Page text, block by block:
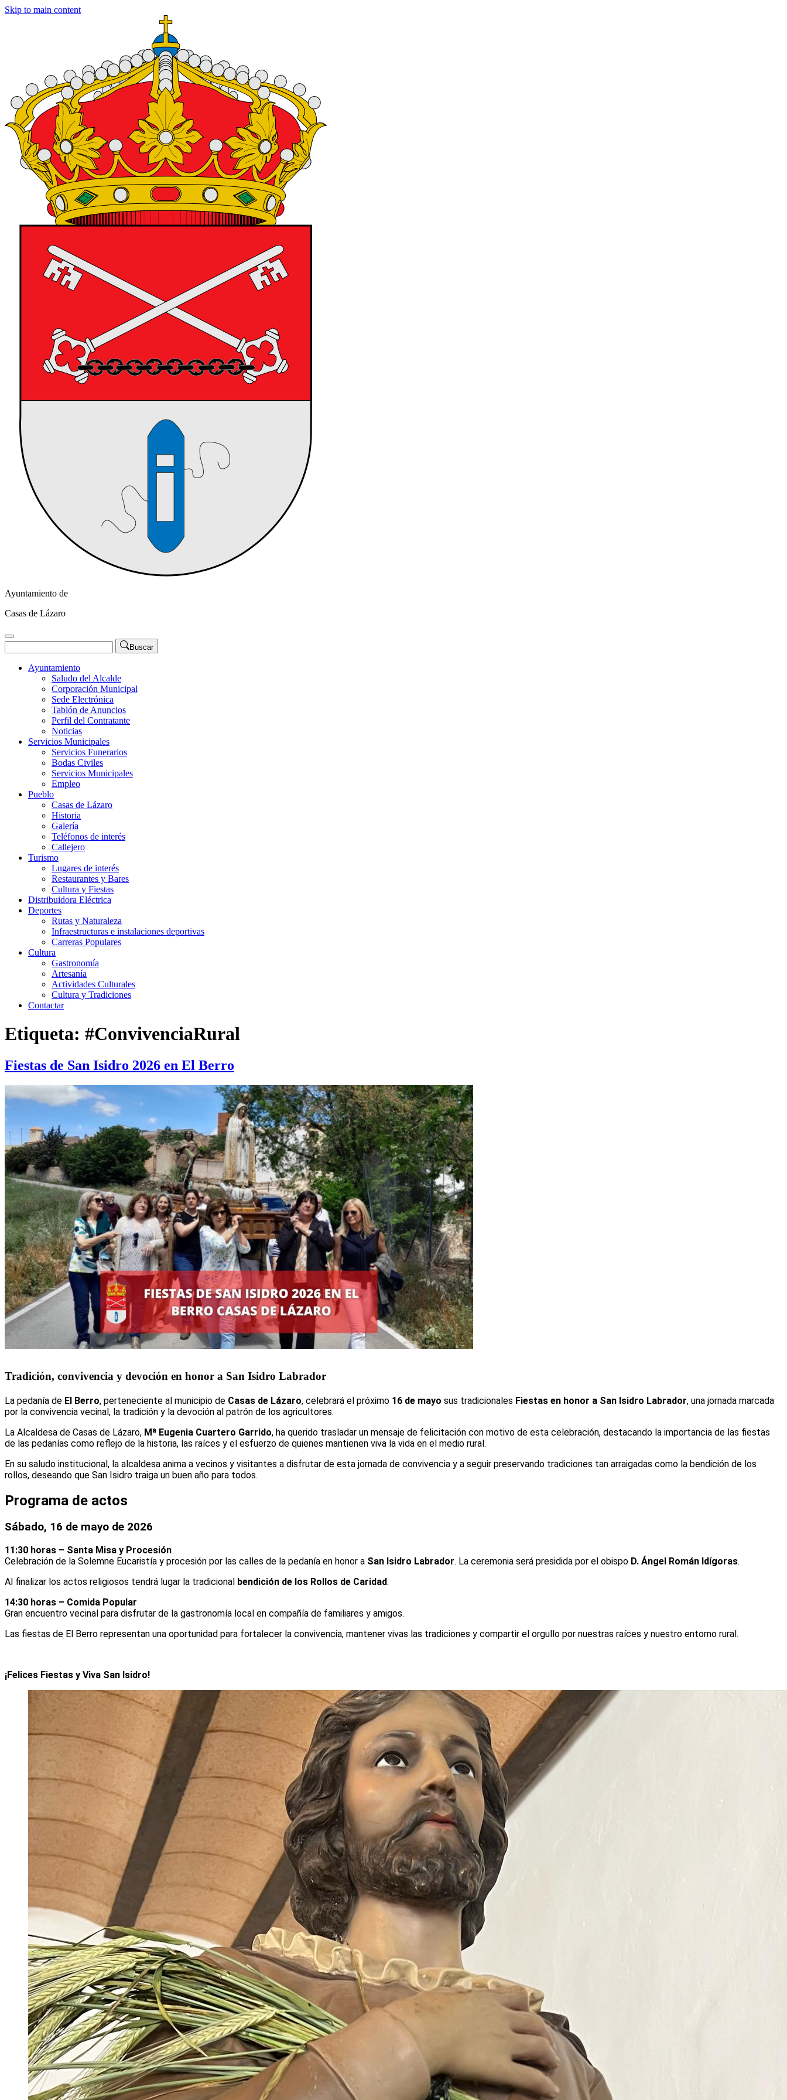
Skip to main content
Ayuntamiento de
Casas de Lázaro
Buscar
Ayuntamiento
Saludo del Alcalde
Corporación Municipal
Sede Electrónica
Tablón de Anuncios
Perfil del Contratante
Noticias
Servicios Municipales
Servicios Funerarios
Bodas Civiles
Servicios Municipales
Empleo
Pueblo
Casas de Lázaro
Historia
Galería
Teléfonos de interés
Callejero
Turismo
Lugares de interés
Restaurantes y Bares
Cultura y Fiestas
Distribuidora Eléctrica
Deportes
Rutas y Naturaleza
Infraestructuras e instalaciones deportivas
Carreras Populares
Cultura
Gastronomía
Artesanía
Actividades Culturales
Cultura y Tradiciones
Contactar
Etiqueta: #ConvivenciaRural
Fiestas de San Isidro 2026 en El Berro
Tradición, convivencia y devoción en honor a San Isidro Labrador
La pedanía de El Berro, perteneciente al municipio de Casas de Lázaro, celebrará el próximo 16 de mayo sus tradicionales Fiestas en honor a San Isidro Labrador, una jornada marcada
por la convivencia vecinal, la tradición y la devoción al patrón de los agricultores.
La Alcaldesa de Casas de Lázaro, Mª Eugenia Cuartero Garrido, ha querido trasladar un mensaje de felicitación con motivo de esta celebración, destacando la importancia de las fiestas
de las pedanías como reflejo de la historia, las raíces y el esfuerzo de quienes mantienen viva la vida en el medio rural.
En su saludo institucional, la alcaldesa anima a vecinos y visitantes a disfrutar de esta jornada de convivencia y a seguir preservando tradiciones tan arraigadas como la bendición de los
rollos, deseando que San Isidro traiga un buen año para todos.
Programa de actos
Sábado, 16 de mayo de 2026
11:30 horas – Santa Misa y Procesión
Celebración de la Solemne Eucaristía y procesión por las calles de la pedanía en honor a San Isidro Labrador. La ceremonia será presidida por el obispo D. Ángel Román Idígoras.
Al finalizar los actos religiosos tendrá lugar la tradicional bendición de los Rollos de Caridad.
14:30 horas – Comida Popular
Gran encuentro vecinal para disfrutar de la gastronomía local en compañía de familiares y amigos.
Las fiestas de El Berro representan una oportunidad para fortalecer la convivencia, mantener vivas las tradiciones y compartir el orgullo por nuestras raíces y nuestro entorno rural.
¡Felices Fiestas y Viva San Isidro!